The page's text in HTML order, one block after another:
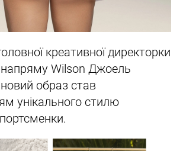
креативної директорки
напряму Wilson Джоель
образ став
унікального стилю